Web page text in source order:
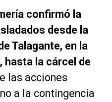
confirmó la
desde la
Talagante, en la
hasta la cárcel de
las acciones
a la contingencia